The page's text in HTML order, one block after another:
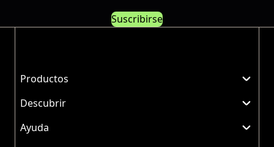
Suscribirse
Productos
Descubrir
Ayuda